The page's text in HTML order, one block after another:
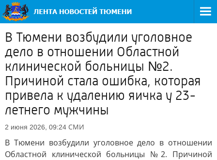
В Тюмени возбудили уголовное
дело в отношении Областной
клинической больницы №2.
Причиной стала ошибка, которая
привела к удалению яичка у 23-
летнего мужчины
2 июня 2026, 09:24 СМИ
В Тюмени возбудили уголовное дело в отношении
Областной клинической больницы №2. Причиной